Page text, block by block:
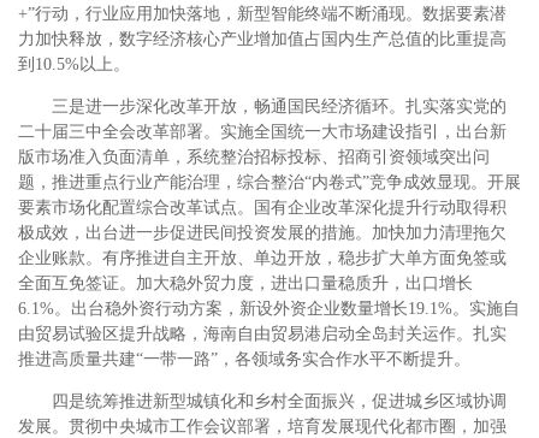
+”行动，行业应用加快落地，新型智能终端不断涌现。数据要素潜
力加快释放，数字经济核心产业增加值占国内生产总值的比重提高
到10.5%以上。
三是进一步深化改革开放，畅通国民经济循环。扎实落实党的
二十届三中全会改革部署。实施全国统一大市场建设指引，出台新
版市场准入负面清单，系统整治招标投标、招商引资领域突出问
题，推进重点行业产能治理，综合整治“内卷式”竞争成效显现。开展
要素市场化配置综合改革试点。国有企业改革深化提升行动取得积
极成效，出台进一步促进民间投资发展的措施。加快加力清理拖欠
企业账款。有序推进自主开放、单边开放，稳步扩大单方面免签或
全面互免签证。加大稳外贸力度，进出口量稳质升，出口增长
6.1%。出台稳外资行动方案，新设外资企业数量增长19.1%。实施自
由贸易试验区提升战略，海南自由贸易港启动全岛封关运作。扎实
推进高质量共建“一带一路”，各领域务实合作水平不断提升。
四是统筹推进新型城镇化和乡村全面振兴，促进城乡区域协调
发展。贯彻中央城市工作会议部署，培育发展现代化都市圈，加强